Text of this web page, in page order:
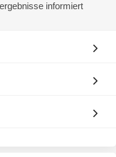
informiert